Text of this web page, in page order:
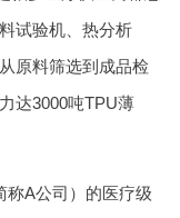
试验机、热分析
原料筛选到成品检
达3000吨TPU薄
称A公司）的医疗级